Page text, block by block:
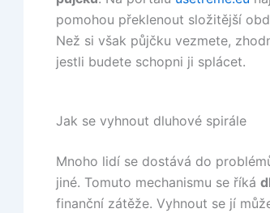
pomohou překlenout složitější
Než si však půjčku vezmete,
jestli budete schopni ji splácet.
Jak se vyhnout dluhové spirále
Mnoho lidí se dostává do
jiné. Tomuto mechanismu se říká
finanční zátěže. Vyhnout se jí